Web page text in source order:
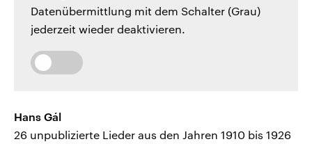
Datenübermittlung mit dem Schalter (Grau)
jederzeit wieder deaktivieren.
Hans Gál
26 unpublizierte Lieder aus den Jahren 1910 bis 1926